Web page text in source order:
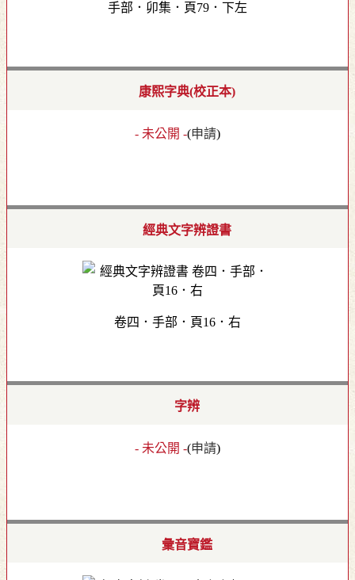
手部．卯集．頁79．下左
康熙字典(校正本)
- 未公開 -(申請)
經典文字辨證書
卷四．手部．頁16．右
字辨
- 未公開 -(申請)
彙音寶鑑